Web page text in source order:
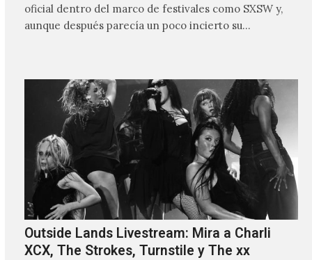
oficial dentro del marco de festivales como SXSW y,
aunque después parecía un poco incierto su…
Outside Lands Livestream: Mira a Charli
XCX, The Strokes, Turnstile y The xx